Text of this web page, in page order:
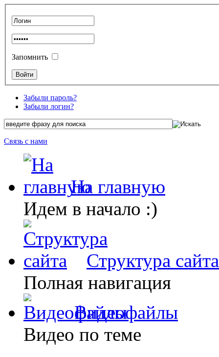
Запомнить
Забыли пароль?
Забыли логин?
Связь с нами
На главную
Идем в начало :)
Структура сайта
Полная навигация
Видеофайлы
Видео по теме